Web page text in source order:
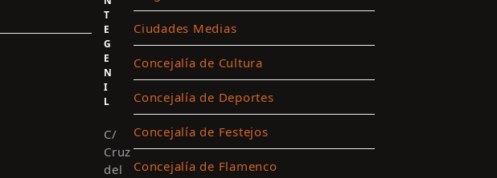
Ciudades Medias
Concejalía de Cultura
Concejalía de Deportes
Concejalía de Festejos
Concejalía de Flamenco
T
E
G
E
N
I
L
C/
Cruz
del